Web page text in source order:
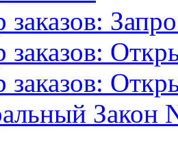
заказов:
заказов:
заказов:
Закон